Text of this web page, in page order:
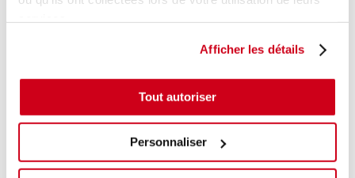
Afficher les détails
Tout autoriser
Personnaliser
AJOUTER AU PANIER